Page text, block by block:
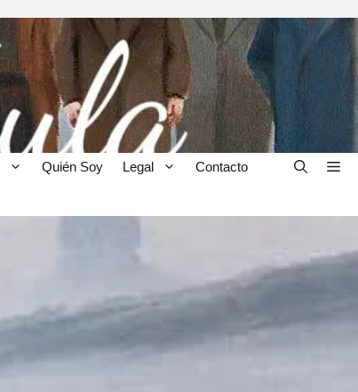
Quién Soy Legal Contacto